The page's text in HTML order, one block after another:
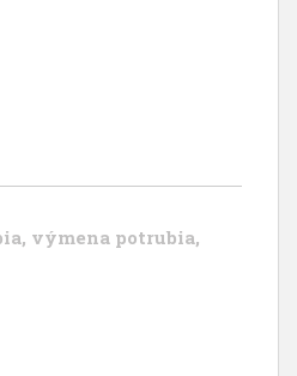
výmena potrubia,